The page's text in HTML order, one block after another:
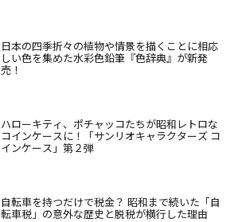
日本の四季折々の植物や情景を描くことに相応
しい色を集めた水彩色鉛筆『色辞典』が新発
売！
ハローキティ、ポチャッコたちが昭和レトロな
コインケースに！「サンリオキャラクターズ コ
インケース」第２弾
自転車を持つだけで税金？ 昭和まで続いた「自
転車税」の意外な歴史と脱税が横行した理由